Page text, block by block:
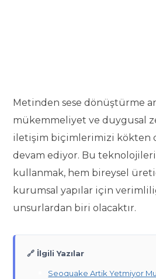
Metinden sese dönüştürme
mükemmeliyet ve duygusal
iletişim biçimlerimizi kökten
devam ediyor. Bu
kullanmak, hem bireysel
kurumsal yapılar için
unsurlardan biri olacaktır.
🔗 İlgili Yazılar
Seoquake Artik Yetmiyor